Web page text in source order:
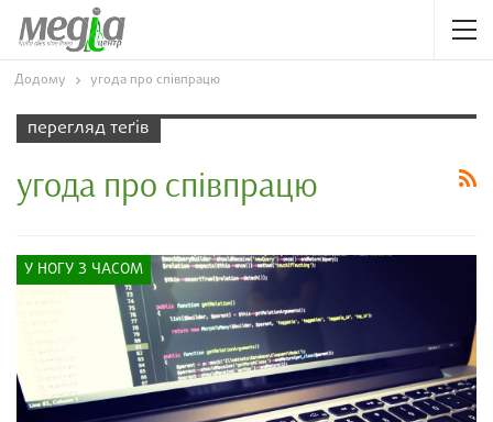
Додому угода про співпрацю
перегляд теґів
угода про співпрацю
У НОГУ З ЧАСОМ